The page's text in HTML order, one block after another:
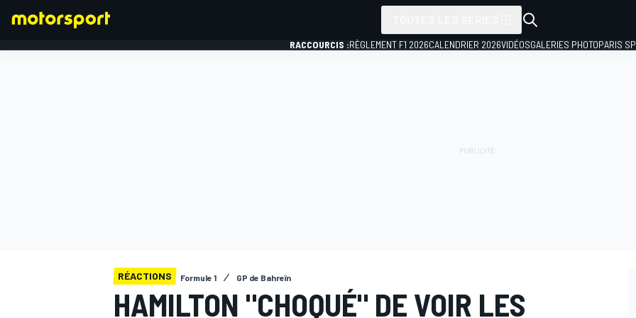
RACCOURCIS :RÈGLEMENT F1 2026CALENDRIER 2026VIDÉOSGALERIES PHOTOPARIS
RÉACTIONS Formule 1 GP de Bahreïn
HAMILTON "CHOQUÉ" DE VOIR LES